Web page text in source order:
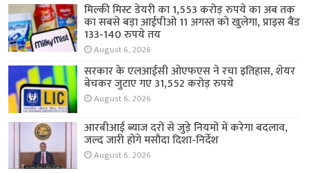
मिल्की मिस्ट डेयरी का 1,553 करोड़ रुपये का अब तक
का सबसे बड़ा आईपीओ 11 अगस्त को खुलेगा, प्राइस बैंड
133-140 रुपये तय
August 6, 2026
सरकार के एलआईसी ओएफएस ने रचा इतिहास, शेयर
बेचकर जुटाए गए 31,552 करोड़ रुपये
August 6, 2026
आरबीआई ब्याज दरों से जुड़े नियमों में करेगा बदलाव,
जल्द जारी होंगे मसौदा दिशा-निर्देश
August 6, 2026